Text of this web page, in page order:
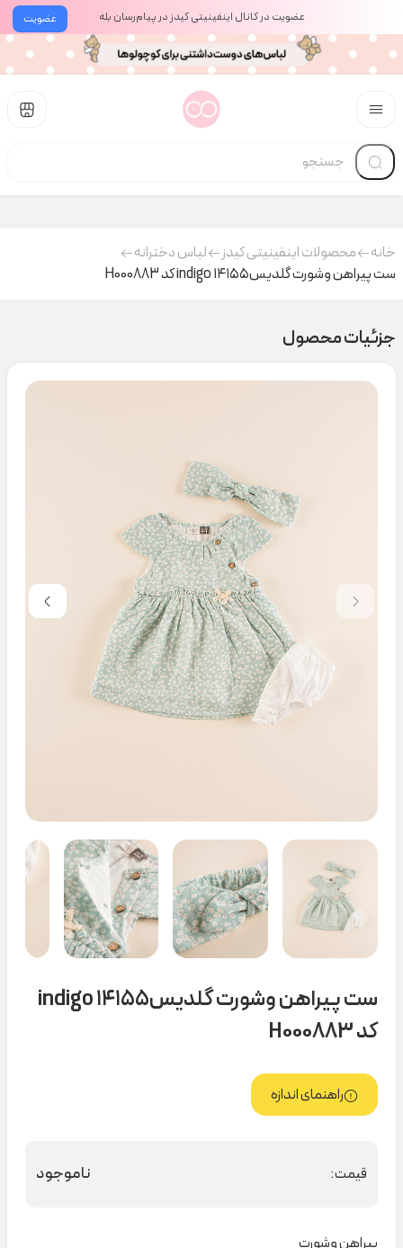
عضویت عضویت در کانال اینفینیتی کیدز در پیام‌رسان بله
خانه محصولات اینفینیتی کیدز
لباس دخترانه
ست پیراهن وشورت گلدیس۱۴۱۵۵ indigo کد H000883
جزئیات محصول
ست پیراهن وشورت گلدیس۱۴۱۵۵ indigo
کد H000883
راهنمای اندازه
قیمت: ناموجود